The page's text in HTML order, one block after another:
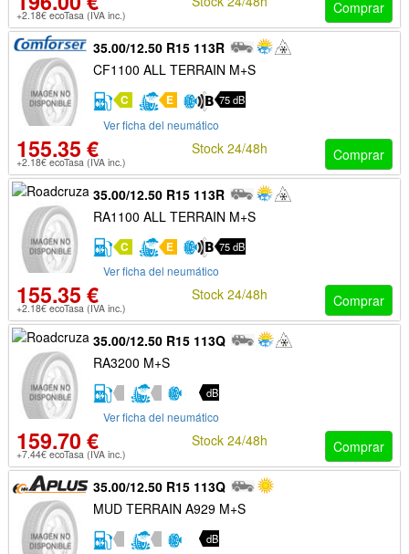
+2.18€ ecoTasa (IVA inc.) Comprar
35.00/12.50 R15 113R
CF1100 ALL TERRAIN M+S
C E 75 dB
Ver ficha del neumático
155.35 €
+2.18€ ecoTasa (IVA inc.) Comprar
Stock 24/48h
35.00/12.50 R15 113R
RA1100 ALL TERRAIN M+S
C E 75 dB
Ver ficha del neumático
155.35 €
+2.18€ ecoTasa (IVA inc.) Comprar
Stock 24/48h
35.00/12.50 R15 113Q
RA3200 M+S
dB
Ver ficha del neumático
159.70 €
+7.44€ ecoTasa (IVA inc.) Comprar
Stock 24/48h
35.00/12.50 R15 113Q
MUD TERRAIN A929 M+S
dB